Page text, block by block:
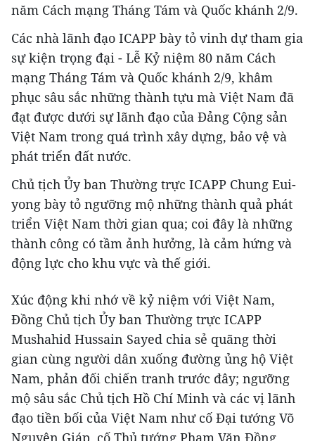
năm Cách mạng Tháng Tám và Quốc khánh 2/9.
Các nhà lãnh đạo ICAPP bày tỏ vinh dự tham gia
sự kiện trọng đại - Lễ Kỷ niệm 80 năm Cách
mạng Tháng Tám và Quốc khánh 2/9, khâm
phục sâu sắc những thành tựu mà Việt Nam đã
đạt được dưới sự lãnh đạo của Đảng Cộng sản
Việt Nam trong quá trình xây dựng, bảo vệ và
phát triển đất nước.
Chủ tịch Ủy ban Thường trực ICAPP Chung Eui-
yong bày tỏ ngưỡng mộ những thành quả phát
triển Việt Nam thời gian qua; coi đây là những
thành công có tầm ảnh hưởng, là cảm hứng và
động lực cho khu vực và thế giới.
Xúc động khi nhớ về kỷ niệm với Việt Nam,
Đồng Chủ tịch Ủy ban Thường trực ICAPP
Mushahid Hussain Sayed chia sẻ quãng thời
gian cùng người dân xuống đường ủng hộ Việt
Nam, phản đối chiến tranh trước đây; ngưỡng
mộ sâu sắc Chủ tịch Hồ Chí Minh và các vị lãnh
đạo tiền bối của Việt Nam như cố Đại tướng Võ
Nguyên Giáp, cố Thủ tướng Phạm Văn Đồng.